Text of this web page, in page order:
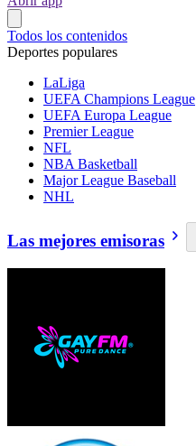
Todos los contenidos
Deportes populares
LaLiga
UEFA Champions League
UEFA Europa League
Premier League
NFL
NBA Basketball
Major League Baseball
NHL
Las mejores emisoras